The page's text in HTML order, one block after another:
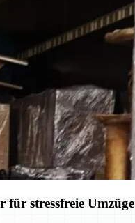
für stressfreie Umzüge